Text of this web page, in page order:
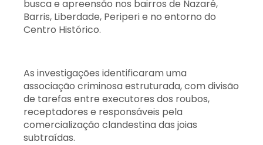
busca e apreensão nos bairros de Nazaré,
Barris, Liberdade, Periperi e no entorno do
Centro Histórico.
As investigações identificaram uma
associação criminosa estruturada, com divisão
de tarefas entre executores dos roubos,
receptadores e responsáveis pela
comercialização clandestina das joias
subtraídas.